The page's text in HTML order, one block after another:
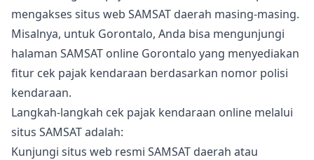
mengakses situs web SAMSAT daerah masing-masing.
Misalnya, untuk Gorontalo, Anda bisa mengunjungi
halaman SAMSAT online Gorontalo yang menyediakan
fitur cek pajak kendaraan berdasarkan nomor polisi
kendaraan.
Langkah-langkah cek pajak kendaraan online melalui
situs SAMSAT adalah:
Kunjungi situs web resmi SAMSAT daerah atau